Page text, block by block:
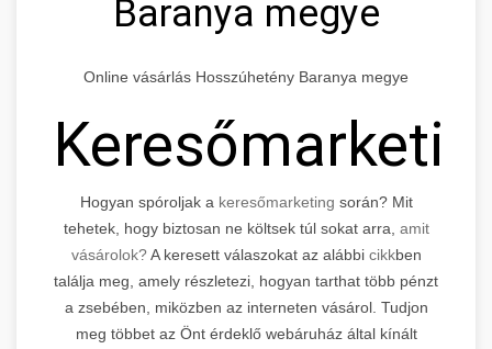
Baranya megye
Online vásárlás Hosszúhetény Baranya megye
Hogyan spóroljak a keresőmarketing során? Mit
tehetek, hogy biztosan ne költsek túl sokat arra, amit
vásárolok?A keresett válaszokat az alábbi cikkben
találja meg, amely részletezi, hogyan tarthat több pénzt
a zsebében, miközben az interneten vásárol. Tudjon
meg többet az Önt érdeklő webáruház által kínált